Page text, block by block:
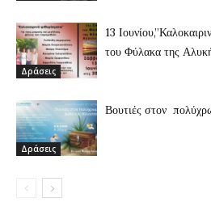
Δράσεις
13
του Φύλακα της
Δράσεις
Βουτιές στον